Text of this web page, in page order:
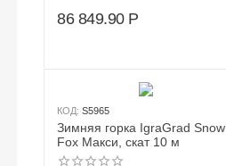
86 849.90 Р
КОД: S5965
Зимняя горка IgraGrad Snow
Fox Макси, скат 10 м